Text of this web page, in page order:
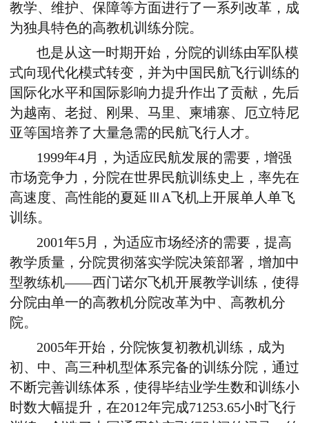
教学、维护、保障等方面进行了一系列改革，成
为独具特色的高教机训练分院。
也是从这一时期开始，分院的训练由军队模
式向现代化模式转变，并为中国民航飞行训练的
国际化水平和国际影响力提升作出了贡献，先后
为越南、老挝、刚果、马里、柬埔寨、厄立特尼
亚等国培养了大量急需的民航飞行人才。
1999年4月，为适应民航发展的需要，增强
市场竞争力，分院在世界民航训练史上，率先在
高速度、高性能的夏延ⅢA飞机上开展单人单飞
训练。
2001年5月，为适应市场经济的需要，提高
教学质量，分院贯彻落实学院决策部署，增加中
型教练机——西门诺尔飞机开展教学训练，使得
分院由单一的高教机分院改革为中、高教机分
院。
2005年开始，分院恢复初教机训练，成为
初、中、高三种机型体系完备的训练分院，通过
不断完善训练体系，使得毕结业学生数和训练小
时数大幅提升，在2012年完成71253.65小时飞行